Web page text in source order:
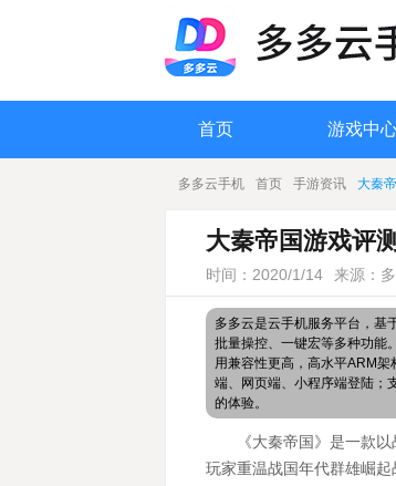
首页 游戏中
多多云手机 首页 手游资讯 大秦
大秦帝国游戏评
时间：2020/1/14 来源：
多多云是云手机服务平台，基
批量操控、一键宏等多种功能
用兼容性更高，高水平ARM
端、网页端、小程序端登陆；
的体验。
《大秦帝国》是一款
玩家重温战国年代群雄崛